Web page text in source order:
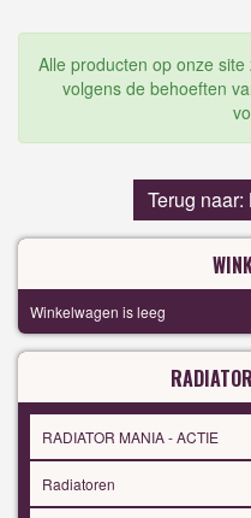
Alle producten op onze
volgens de behoeften
Terug
Winkelwagen is leeg
RADIATOR MANIA - ACTIE
Radiatoren